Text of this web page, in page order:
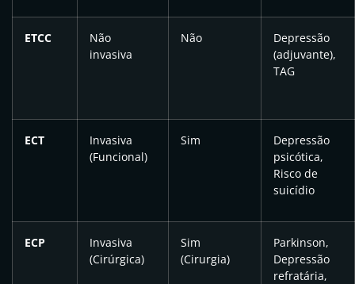
ETCC
Não
invasiva
Não
Depressão
(adjuvante),
TAG
ECT
Invasiva
(Funcional)
Sim
Depressão
psicótica,
Risco de
suicídio
ECP
Invasiva
(Cirúrgica)
Sim
(Cirurgia)
Parkinson,
Depressão
refratária,